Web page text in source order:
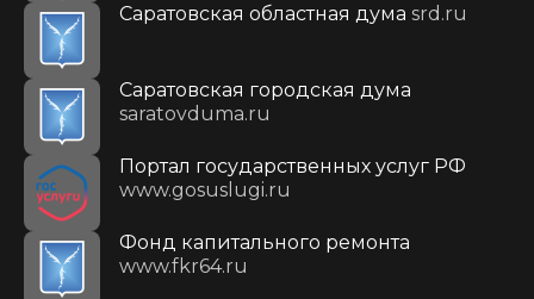
Саратовская областная дума srd.ru
Саратовская городская дума
saratovduma.ru
Портал государственных услуг РФ
www.gosuslugi.ru
Фонд капитального ремонта
www.fkr64.ru